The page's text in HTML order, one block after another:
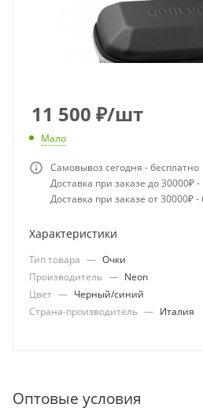
11 500 ₽/шт
Мало
Самовывоз сегодня - бесплатно
Доставка при заказе до 30000₽
Доставка при заказе от 30000₽ -
Характеристики
Тип товара — Очки
Производитель — Neon
Цвет — Черный/синий
Страна-производитель — Италия
Оптовые условия